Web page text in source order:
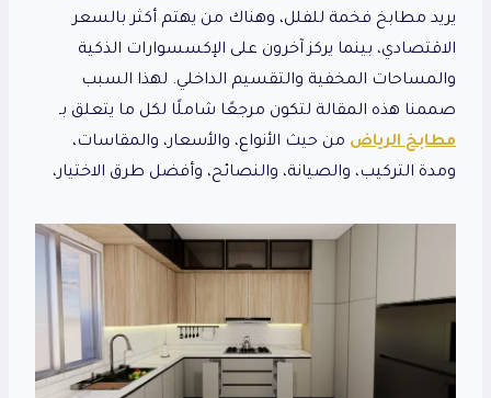
يريد مطابخ فخمة للفلل، وهناك من يهتم أكثر بالسعر
الاقتصادي، بينما يركز آخرون على الإكسسوارات الذكية
والمساحات المخفية والتقسيم الداخلي. لهذا السبب
صممنا هذه المقالة لتكون مرجعًا شاملًا لكل ما يتعلق بـ
مطابخ الرياض من حيث الأنواع، والأسعار، والمقاسات،
ومدة التركيب، والصيانة، والنصائح، وأفضل طرق الاختيار،